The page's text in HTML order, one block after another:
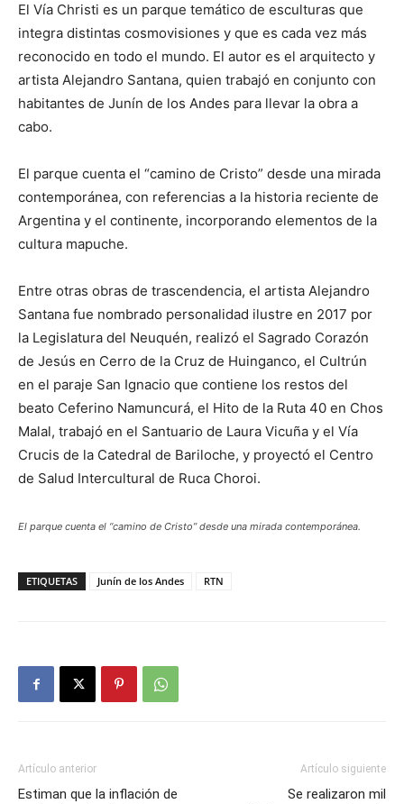
El Vía Christi es un parque temático de esculturas que
integra distintas cosmovisiones y que es cada vez más
reconocido en todo el mundo. El autor es el arquitecto y
artista Alejandro Santana, quien trabajó en conjunto con
habitantes de Junín de los Andes para llevar la obra a
cabo.
El parque cuenta el “camino de Cristo” desde una mirada
contemporánea, con referencias a la historia reciente de
Argentina y el continente, incorporando elementos de la
cultura mapuche.
Entre otras obras de trascendencia, el artista Alejandro
Santana fue nombrado personalidad ilustre en 2017 por
la Legislatura del Neuquén, realizó el Sagrado Corazón
de Jesús en Cerro de la Cruz de Huinganco, el Cultrún
en el paraje San Ignacio que contiene los restos del
beato Ceferino Namuncurá, el Hito de la Ruta 40 en Chos
Malal, trabajó en el Santuario de Laura Vicuña y el Vía
Crucis de la Catedral de Bariloche, y proyectó el Centro
de Salud Intercultural de Ruca Choroi.
El parque cuenta el “camino de Cristo” desde una mirada contemporánea.
ETIQUETAS Junín de los Andes RTN
Artículo anterior
Estiman que la inflación de
Artículo siguiente
Se realizaron mil